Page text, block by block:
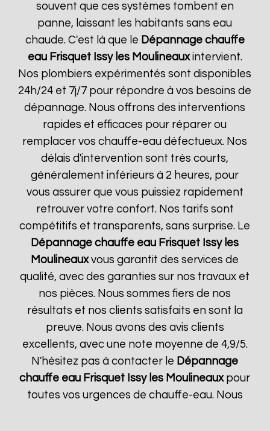
souvent que ces systèmes tombent en
panne, laissant les habitants sans eau
chaude. C'est là que le Dépannage chauffe
eau Frisquet Issy les Moulineauxintervient.
Nos plombiers expérimentés sont disponibles
24h/24 et 7j/7 pour répondre à vos besoins de
dépannage. Nous offrons des interventions
rapides et efficaces pour réparer ou
remplacer vos chauffe-eau défectueux. Nos
délais d'intervention sont très courts,
généralement inférieurs à 2 heures, pour
vous assurer que vous puissiez rapidement
retrouver votre confort. Nos tarifs sont
compétitifs et transparents, sans surprise. Le
Dépannage chauffe eau Frisquet Issy les
Moulineauxvous garantit des services de
qualité, avec des garanties sur nos travaux et
nos pièces. Nous sommes fiers de nos
résultats et nos clients satisfaits en sont la
preuve. Nous avons des avis clients
excellents, avec une note moyenne de 4,9/5.
N'hésitez pas à contacter le Dépannage
chauffe eau Frisquet Issy les Moulineauxpour
toutes vos urgences de chauffe-eau. Nous